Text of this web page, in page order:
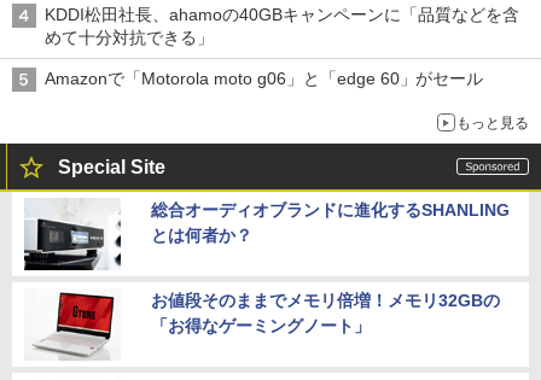
KDDI松田社長、ahamoの40GBキャンペーンに「品質などを含
めて十分対抗できる」
Amazonで「Motorola moto g06」と「edge 60」がセール
もっと見る
Special Site
総合オーディオブランドに進化するSHANLING
とは何者か？
お値段そのままでメモリ倍増！メモリ32GBの
「お得なゲーミングノート」